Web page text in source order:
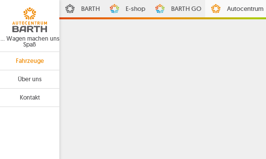
… Wagen machen uns
Spaß
Fahrzeuge
Über uns
Kontakt
BARTH E-shop BARTH GO Autocentrum